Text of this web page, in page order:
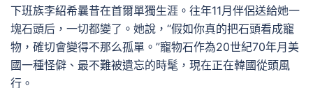
下班族李紹希曩昔在首爾單獨生涯。往年11月伴侶送給她一
塊石頭后，一切都變了。她說，“假如你真的把石頭看成寵
物，確切會變得不那么孤單。”寵物石作為20世紀70年月美
國一種怪僻、最不難被遺忘的時髦，現在正在韓國從頭風
行。